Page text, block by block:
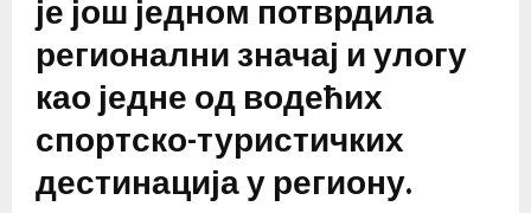
је још једном потврдила
регионални значај и улогу
као једне од водећих
спортско-туристичких
дестинација у региону.